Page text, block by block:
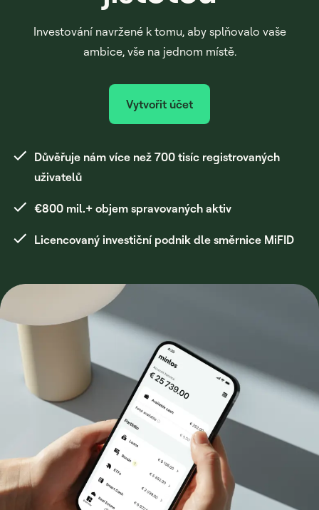
Investování navržené k tomu, aby splňovalo vaše
ambice, vše na jednom místě.
Vytvořit účet
Důvěřuje nám více než 700 tisíc registrovaných
uživatelů
€800 mil.+ objem spravovaných aktiv
Licencovaný investiční podnik dle směrnice MiFID